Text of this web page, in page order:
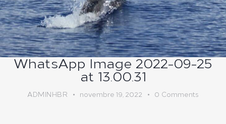
WhatsApp Image 2022-09-25
at 13.00.31
ADMINHBR novembre 19, 2022 0 Comments